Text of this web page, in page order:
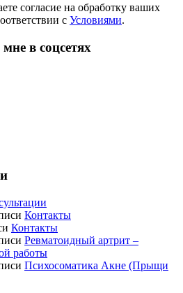
согласие на обработку ваших
с Условиями.
в соцсетях
Контакты
Контакты
Ревматоидный артрит –
работы
Психосоматика Акне (Прыщи